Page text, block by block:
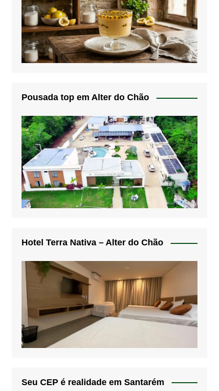
Pousada top em Alter do Chão
Hotel Terra Nativa – Alter do Chão
Seu CEP é realidade em Santarém